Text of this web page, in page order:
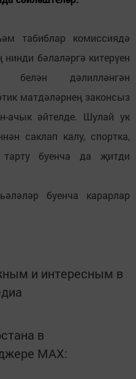
табиблар комиссиядә
бәлаләргә китерүен
белән дәлилләнгән
матдәләрнең законсыз
ачык әйтелде. Шулай ук
саклап калу, спортка,
буенча да җитди
буенча карарлар
и интересным в
в
MАХ: